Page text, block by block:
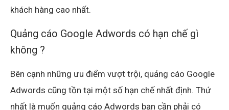
khách hàng cao nhất.
Quảng cáo Google Adwords có hạn chế gì
không ?
Bên cạnh những ưu điểm vượt trội, quảng cáo Google
Adwords cũng tồn tại một số hạn chế nhất định. Thứ
nhất là muốn quảng cáo Adwords bạn cần phải có